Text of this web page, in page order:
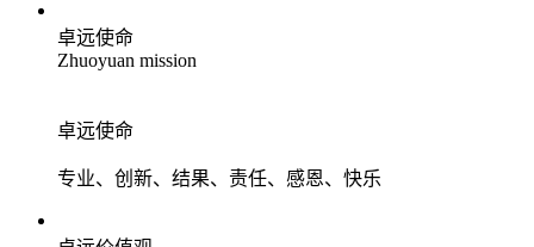
卓远使命
Zhuoyuan mission
卓远使命
专业、创新、结果、责任、感恩、快乐